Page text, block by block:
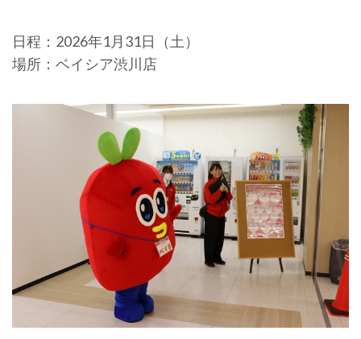
日程：2026年1月31日（土）
場所：ベイシア渋川店